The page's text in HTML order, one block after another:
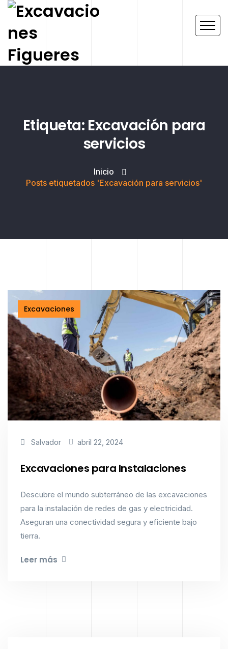
Etiqueta: Excavación para
servicios
Inicio
Posts etiquetados 'Excavación para servicios'
Excavaciones
Salvador abril 22, 2024
Excavaciones para Instalaciones
Descubre el mundo subterráneo de las excavaciones
para la instalación de redes de gas y electricidad.
Aseguran una conectividad segura y eficiente bajo
tierra.
Leer más